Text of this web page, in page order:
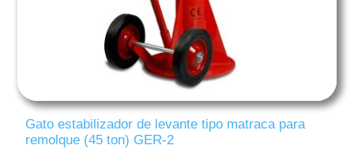
Gato estabilizador de levante tipo matraca para
remolque (45 ton) GER-2